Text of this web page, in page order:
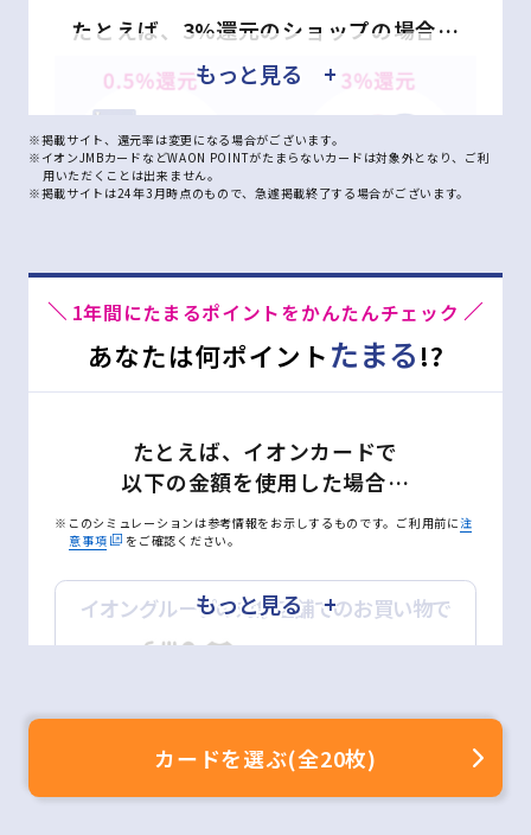
たとえば、3%還元のショップの場合…
対象店舗(一例)
詳しくはこちら
もっと見る +
※掲載サイト、還元率は変更になる場合がございます。
※イオンJMBカードなどWAON POINTがたまらないカードは対象外となり、ご利
用いただくことは出来ません。
※掲載サイトは24年3月時点のもので、急遽掲載終了する場合がございます。
1年間にたまるポイントをかんたんチェック
あなたは何ポイントたまる!?
たとえば、イオンカードで
以下の金額を使用した場合…
※このシミュレーションは参考情報をお示しするものです。ご利用前に注
意事項
をご確認ください。
イオングループの対象店舗でのお買い物で
※200円(税込)＝2WAON POINT(基本の2倍)
ネットショッピングで
もっと見る +
カードを選ぶ(全20枚)